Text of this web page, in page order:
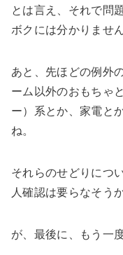
とは言え、それで問
ボクには分かりません
あと、先ほどの例外
ーム以外のおもちゃ
ー）系とか、家電と
ね。
それらのせどりにつ
人確認は要らなそう
が、最後に、もう一